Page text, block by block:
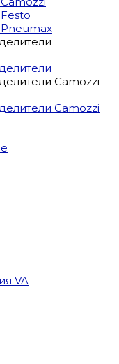
Camozzi
Camozzi
VA